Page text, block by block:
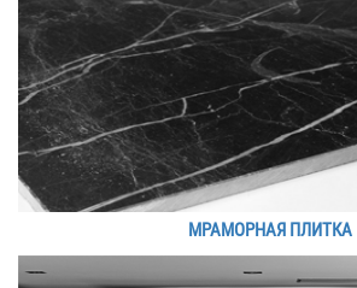
МРАМОРНАЯ ПЛИТКА